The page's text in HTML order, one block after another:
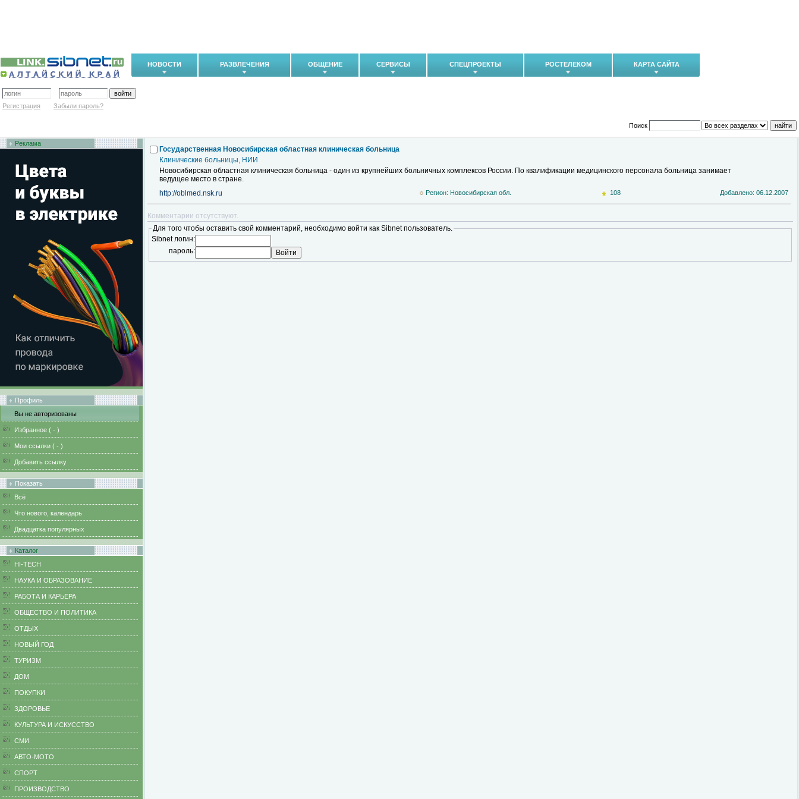
НОВОСТИ РАЗВЛЕЧЕНИЯ ОБЩЕНИЕ СЕРВИСЫ СПЕЦПРОЕКТЫ РОСТЕЛЕКОМ КАРТА САЙТА
Регистрация Забыли пароль?
Поиск
Реклама
Профиль
Вы не авторизованы
Избранное ( - )
Мои ссылки ( - )
Добавить ссылку
Показать
Всё
Что нового, календарь
Двадцатка популярных
Каталог
HI-TECH
НАУКА И ОБРАЗОВАНИЕ
РАБОТА И КАРЬЕРА
ОБЩЕСТВО И ПОЛИТИКА
ОТДЫХ
НОВЫЙ ГОД
ТУРИЗМ
ДОМ
ПОКУПКИ
ЗДОРОВЬЕ
КУЛЬТУРА И ИСКУССТВО
СМИ
АВТО-МОТО
СПОРТ
ПРОИЗВОДСТВО
Государственная Новосибирская областная клиническая больница
Клинические больницы, НИИ
Новосибирская областная клиническая больница - один из крупнейших больничных комплексов России. По квалификации медицинского персонала больница занимает
ведущее место в стране.
http://oblmed.nsk.ru
Регион: Новосибирская обл. 108 Добавлено: 06.12.2007
Комментарии отсутствуют.
Для того чтобы оставить свой комментарий, необходимо войти как Sibnet пользователь.
Sibnet логин:
пароль: